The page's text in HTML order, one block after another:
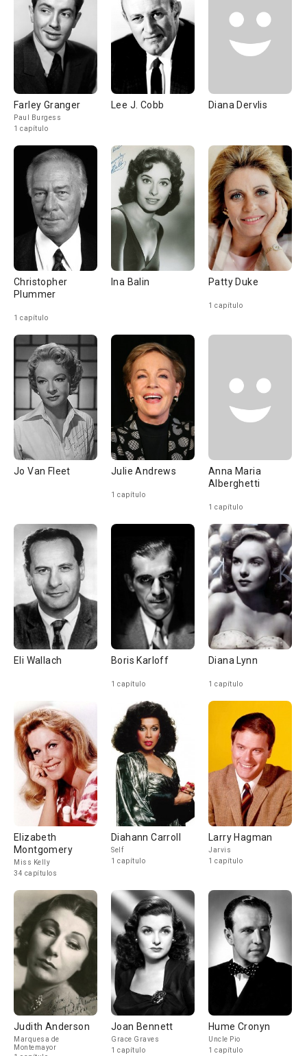
Farley Granger
Paul Burgess
1 capítulo
Lee J. Cobb Diana Dervlis
Christopher
Plummer
1 capítulo
Ina Balin Patty Duke
1 capítulo
Jo Van Fleet Julie Andrews
1 capítulo
Anna Maria
Alberghetti
1 capítulo
Eli Wallach Boris Karloff
1 capítulo
Diana Lynn
1 capítulo
Elizabeth
Montgomery
Miss Kelly
34 capítulos
Diahann Carroll
Self
1 capítulo
Larry Hagman
Jarvis
1 capítulo
Judith Anderson
Marquesa de
Montemayor
Joan Bennett
Grace Graves
1 capítulo
Hume Cronyn
Uncle Pio
1 capítulo